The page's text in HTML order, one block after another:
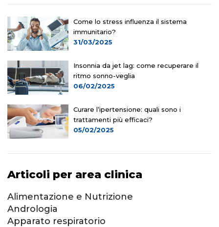
Come lo stress influenza il sistema
immunitario?
31/03/2025
Insonnia da jet lag: come recuperare il
ritmo sonno-veglia
06/02/2025
Curare l’ipertensione: quali sono i
trattamenti più efficaci?
05/02/2025
Articoli per area clinica
Alimentazione e Nutrizione
Andrologia
Apparato respiratorio